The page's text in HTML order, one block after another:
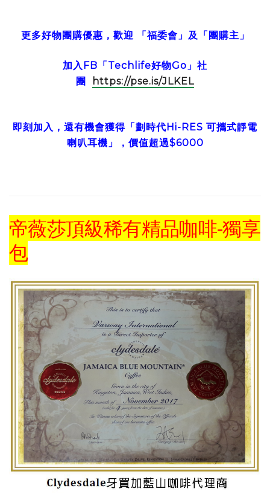
更多好物團購優惠，歡迎 「福委會」及「團購主」
加入FB「Techlife好物Go」社
團
https://pse.is/JLKEL
即刻加入，還有機會獲得「劃時代Hi-RES 可攜式靜電
喇叭耳機」，價值超過$6000
帝薇莎頂級稀有精品咖啡-獨享
包